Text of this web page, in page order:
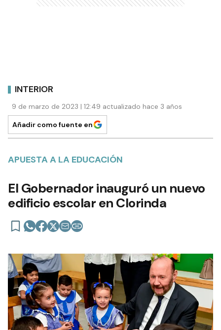
INTERIOR
9 de marzo de 2023 | 12:49 actualizado hace 3 años
Añadir como fuente en
APUESTA A LA EDUCACIÓN
El Gobernador inauguró un nuevo
edificio escolar en Clorinda